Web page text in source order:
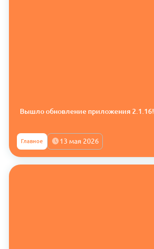
Вышло обновление приложения 2.1.16!
Главное 13 мая 2026